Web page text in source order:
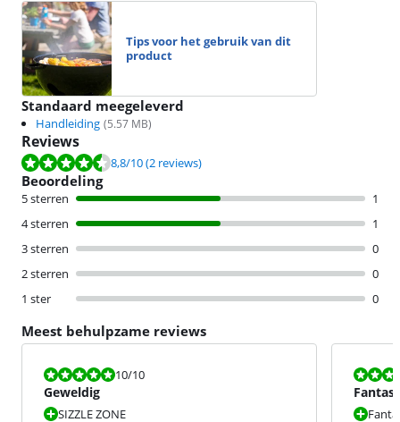
Tips voor het gebruik van dit
product
Standaard meegeleverd
Handleiding (5.57 MB)
Reviews
Beoordeling is 8,8 van de 10, gebaseerd op 2 reviews.
8,8/10(2 reviews)
Beoordeling
5 sterren
1
4 sterren
1
3 sterren
0
2 sterren
0
1 ster
0
Meest behulpzame reviews
Beoordeling is 10 van de 10.
10/10
Geweldig
SIZZLE ZONE